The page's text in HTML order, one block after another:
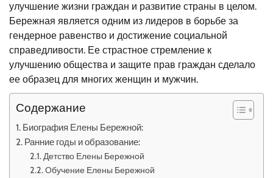
улучшение жизни граждан и развитие страны в целом.
Бережная является одним из лидеров в борьбе за
гендерное равенство и достижение социальной
справедливости. Ее страстное стремление к
улучшению общества и защите прав граждан сделало
ее образец для многих женщин и мужчин.
Содержание
Биография Елены Бережной:
Ранние годы и образование:
Детство Елены Бережной
Обучение Елены Бережной